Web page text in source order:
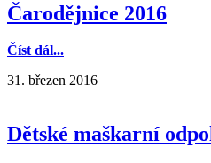
Čarodějnice 2016
Číst dál...
31. březen 2016
Dětské maškarní